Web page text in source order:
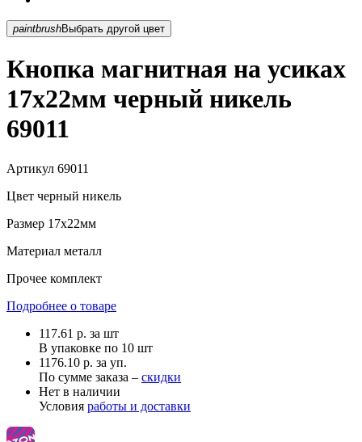
paintbrush Выбрать другой цвет
Кнопка магнитная на усиках
17х22мм черный никель
69011
Артикул 69011
Цвет черный никель
Размер 17х22мм
Материал металл
Прочее комплект
Подробнее о товаре
117.61 р. за шт
В упаковке по 10 шт
1176.10 р. за уп.
По сумме заказа – скидки
Нет в наличии
Условия работы и доставки